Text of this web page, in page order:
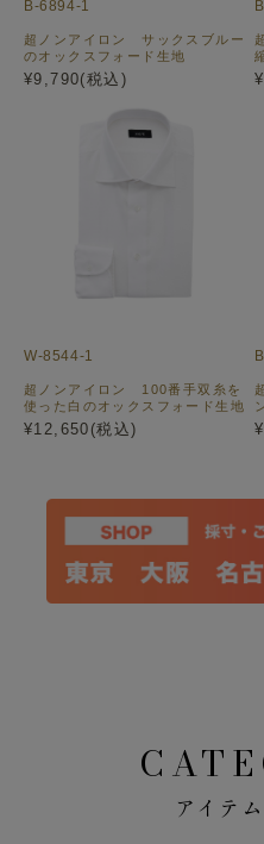
B-6894-1
超ノンアイロン サックスブルー
のオックスフォード生地
¥9,790(税込)
W-8544-1
超ノンアイロン 100番手双糸を
使った白のオックスフォード生地
¥12,650(税込)
アイテ